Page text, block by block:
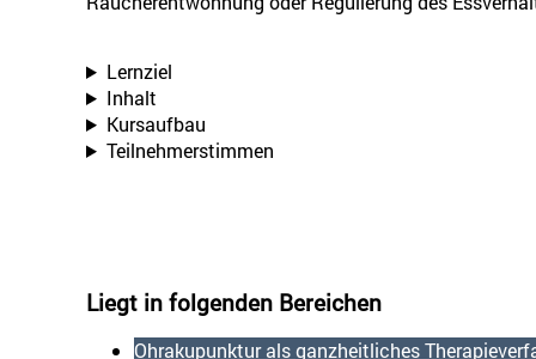
Lernziel
Inhalt
Kursaufbau
Teilnehmerstimmen
Liegt in folgenden Bereichen
Ohrakupunktur als ganzheitliches